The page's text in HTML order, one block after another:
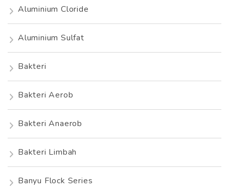
Aluminium Cloride
Aluminium Sulfat
Bakteri
Bakteri Aerob
Bakteri Anaerob
Bakteri Limbah
Banyu Flock Series